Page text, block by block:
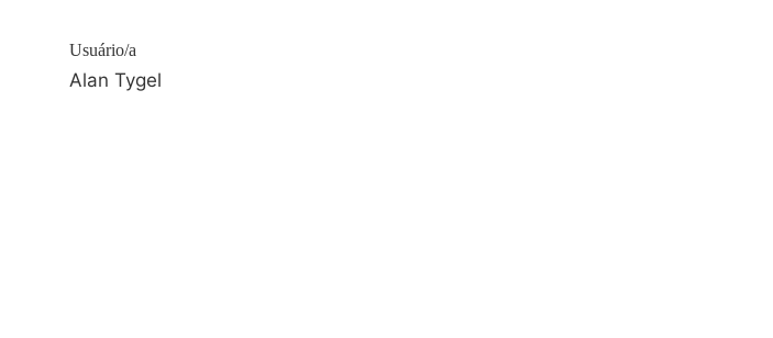
Usuário/a
Alan Tygel